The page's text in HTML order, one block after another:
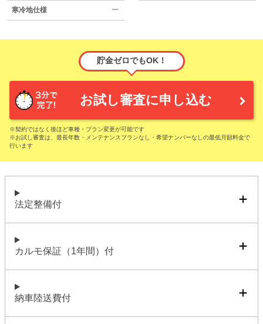
寒冷地仕様 ー
貯金ゼロでもOK！
お試し審査に申し込む
※契約ではなく後ほど車種・プラン変更が可能です
※お試し審査は、最長年数・メンテナンスプランなし・希望ナンバーなしの最低月額料金で
行います
法定整備付
カルモ保証（1年間）付
納車陸送費付